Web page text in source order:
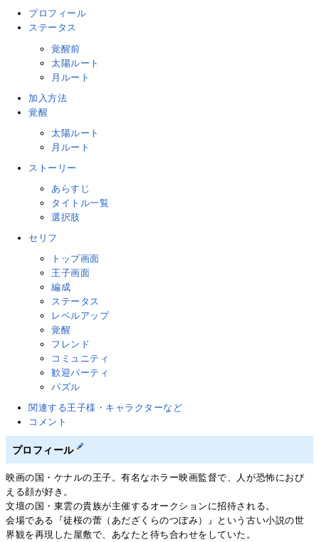
プロフィール
ステータス
覚醒前
太陽ルート
月ルート
加入方法
覚醒
太陽ルート
月ルート
ストーリー
あらすじ
タイトル一覧
選択肢
セリフ
トップ画面
王子画面
編成
ステータス
レベルアップ
覚醒
フレンド
コミュニティ
歓迎パーティ
パズル
関連する王子様・キャラクターなど
コメント
プロフィール
映画の国・ケナルの王子。有名なホラー映画監督で、人が恐怖におび
える顔が好き。
文壇の国・東雲の貴族が主催するオークションに招待される。
会場である『徒桜の蕾（あだざくらのつぼみ）』という古い小説の世
界観を再現した屋敷で、あなたと待ち合わせをしていた。